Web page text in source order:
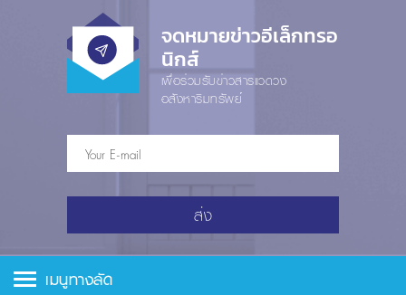
จดหมายข่าวอีเล็กทรอ
นิกส์
เพื่อร่วมรับข่าวสารแวดวง
อสังหาริมทรัพย์
ส่ง
เมนูทางลัด